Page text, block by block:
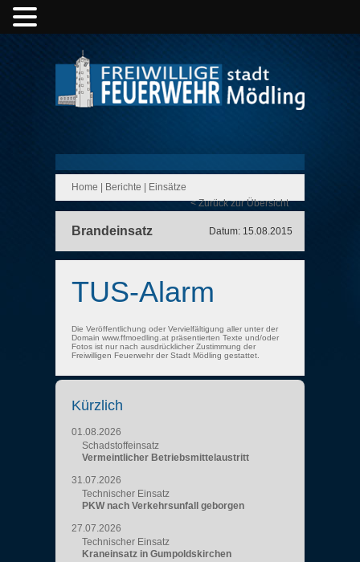
Home Berichte
Einsätze
< Zurück zur Übersicht
Brandeinsatz Datum: 15.08.2015
TUS-Alarm
Die Veröffentlichung oder Vervielfältigung aller unter der
Domain www.ffmoedling.at präsentierten Texte und/oder
Fotos ist nur nach ausdrücklicher Zustimmung der
Freiwilligen Feuerwehr der Stadt Mödling gestattet.
Kürzlich
01.08.2026
Schadstoffeinsatz
Vermeintlicher Betriebsmittelaustritt
31.07.2026
Technischer Einsatz
PKW nach Verkehrsunfall geborgen
27.07.2026
Technischer Einsatz
Kraneinsatz in Gumpoldskirchen